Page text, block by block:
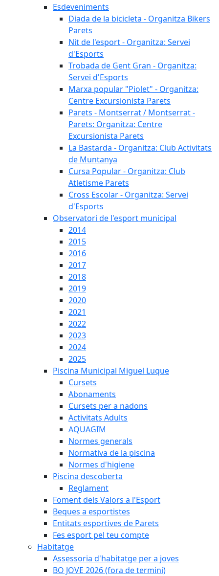
Esdeveniments
Diada de la bicicleta - Organitza Bikers
Parets
Nit de l'esport - Organitza: Servei
d'Esports
Trobada de Gent Gran - Organitza:
Servei d'Esports
Marxa popular "Piolet" - Organitza:
Centre Excursionista Parets
Parets - Montserrat / Montserrat -
Parets: Organitza: Centre
Excursionista Parets
La Bastarda - Organitza: Club Activitats
de Muntanya
Cursa Popular - Organitza: Club
Atletisme Parets
Cross Escolar - Organitza: Servei
d'Esports
Observatori de l'esport municipal
2014
2015
2016
2017
2018
2019
2020
2021
2022
2023
2024
2025
Piscina Municipal Miguel Luque
Cursets
Abonaments
Cursets per a nadons
Activitats Adults
AQUAGIM
Normes generals
Normativa de la piscina
Normes d'higiene
Piscina descoberta
Reglament
Foment dels Valors a l'Esport
Beques a esportistes
Entitats esportives de Parets
Fes esport pel teu compte
Habitatge
Assessoria d'habitatge per a joves
BO JOVE 2026 (fora de termini)